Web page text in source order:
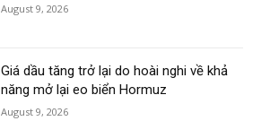
August 9, 2026
Giá dầu tăng trở lại do hoài nghi về khả
năng mở lại eo biển Hormuz
August 9, 2026